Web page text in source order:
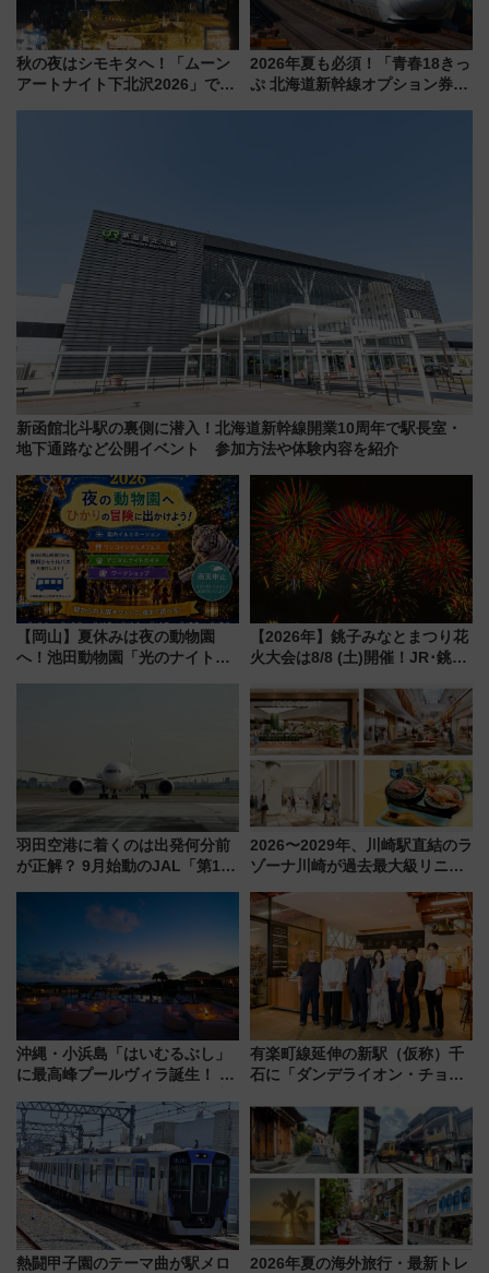
秋の夜はシモキタへ！「ムーン
アートナイト下北沢2026」でイ
2026年夏も必須！「青春18きっ
ぷ 北海道新幹線オプション券」
新函館北斗駅の裏側に潜入！北海道新幹線開業10周年で駅長室・
地下通路など公開イベント 参加方法や体験内容を紹介
【岡山】夏休みは夜の動物園
へ！池田動物園「光のナイトズ
【2026年】銚子みなとまつり花
火大会は8/8 (土)開催！JR･銚子
報、利根川に咲く8,000発の大迫
力＆屋台を満喫
羽田空港に着くのは出発何分前
が正解？ 9月始動のJAL「第1タ
歩1キロ超え！ 知っておきたい
2026〜2029年、川崎駅直結のラ
ゾーナ川崎が過去最大級リニュ
「いつから何が変わるか」徹底
解説！
沖縄・小浜島「はいむるぶし」
に最高峰プールヴィラ誕生！ 石
美旅「何もしない贅沢」を体験
してみない？
有楽町線延伸の新駅（仮称）千
石に「ダンデライオン・チョコ
1億円出資で挑む新時代のまちづ
くりとは？
熱闘甲子園のテーマ曲が駅メロ
2026年夏の海外旅行・最新トレ